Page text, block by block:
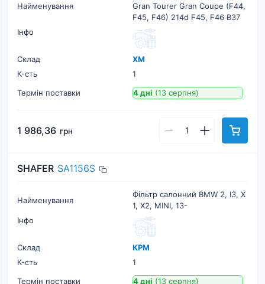
Найменування
Gran Tourer Gran Coupe (F44,
F45, F46) 214d F45, F46 B37
Інфо
Склад
ХМ
К-cть
1
Термін поставки
4 дні (13 серпня)
1 986,36 грн
SHAFER SA1156S
Найменування
Фільтр салонний BMW 2, I3, X
1, X2, MINI, 13-
Інфо
Склад
КРМ
К-cть
1
Термін поставки
4 дні (13 серпня)